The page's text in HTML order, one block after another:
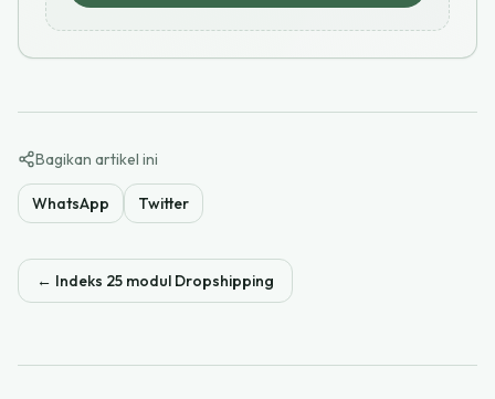
Bagikan artikel ini
WhatsApp Twitter
← Indeks 25 modul Dropshipping